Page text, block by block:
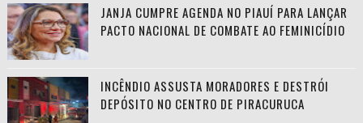
JANJA CUMPRE AGENDA NO PIAUÍ PARA LANÇAR
PACTO NACIONAL DE COMBATE AO FEMINICÍDIO
INCÊNDIO ASSUSTA MORADORES E DESTRÓI
DEPÓSITO NO CENTRO DE PIRACURUCA